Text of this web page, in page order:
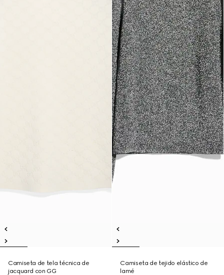
Camiseta de tela técnica de
jacquard con GG
Camiseta de tejido elástico de
lamé